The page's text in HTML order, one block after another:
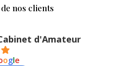
nos clients
d'Amateur
ogle